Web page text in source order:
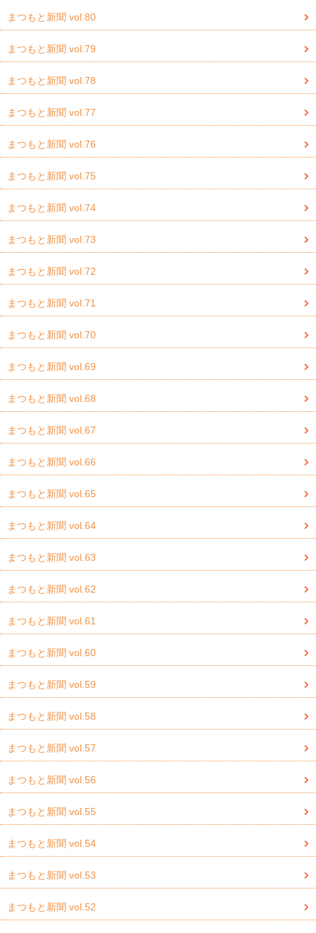
まつもと新聞 vol.80
まつもと新聞 vol.79
まつもと新聞 vol.78
まつもと新聞 vol.77
まつもと新聞 vol.76
まつもと新聞 vol.75
まつもと新聞 vol.74
まつもと新聞 vol.73
まつもと新聞 vol.72
まつもと新聞 vol.71
まつもと新聞 vol.70
まつもと新聞 vol.69
まつもと新聞 vol.68
まつもと新聞 vol.67
まつもと新聞 vol.66
まつもと新聞 vol.65
まつもと新聞 vol.64
まつもと新聞 vol.63
まつもと新聞 vol.62
まつもと新聞 vol.61
まつもと新聞 vol.60
まつもと新聞 vol.59
まつもと新聞 vol.58
まつもと新聞 vol.57
まつもと新聞 vol.56
まつもと新聞 vol.55
まつもと新聞 vol.54
まつもと新聞 vol.53
まつもと新聞 vol.52